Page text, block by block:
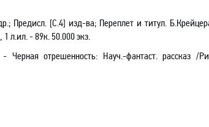
Предисл. [С.4] изд-ва; Переплет и титул.
1 л.ил. - 89к. 50.000 экз.
отрешенность: Науч.-фантаст. рассказ /